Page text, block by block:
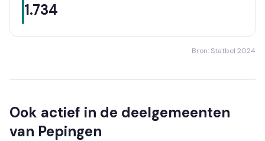
1.734
Bron: Statbel 2024
Ook actief in de deelgemeenten
van Pepingen